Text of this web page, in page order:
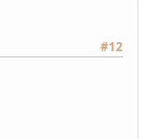
#12